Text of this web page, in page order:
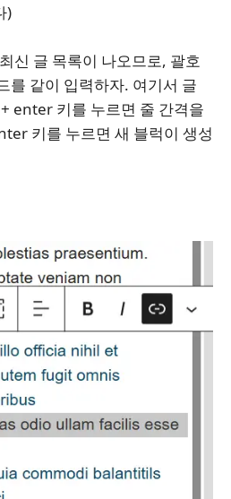
)
신 글 목록이 나오므로, 괄호
를 같이 입력하자. 여기서 글
enter 키를 누르면 줄 간격을
키를 누르면 새 블럭이 생성